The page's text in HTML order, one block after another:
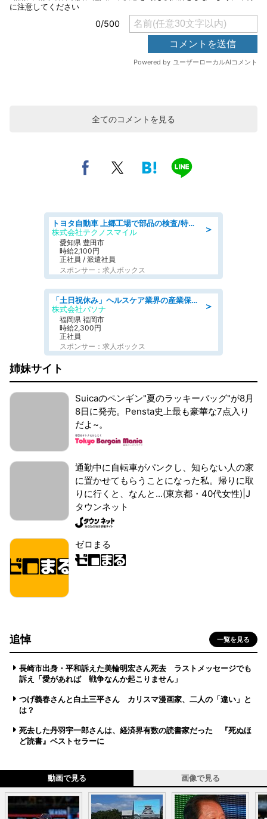
全てのコメントを見る
＞
トヨタ自動車 上郷工場で部品の検査/特典168万/tutumi
株式会社テクノスマイル
愛知県 豊田市
時給2,100円
正社員 / 派遣社員
スポンサー：求人ボックス
＞
「土日祝休み」ヘルスケア業界の産業保健師/高時給/未経験OK/要資格:保健師、正看護師
株式会社パソナ
福岡県 福岡市
時給2,300円
正社員
スポンサー：求人ボックス
姉妹サイト
Suicaのペンギン"夏のラッキーバッグ"が8月
8日に発売。Pensta史上最も豪華な7点入り
だよ~。
通勤中に自転車がパンクし、知らない人の家
に置かせてもらうことになった私。帰りに取
りに行くと、なんと...(東京都・40代女性)|J
タウンネット
ゼロまる
追悼 一覧を見る
長崎市出身・平和訴えた美輪明宏さん死去 ラストメッセージでも
訴え「愛があれば 戦争なんか起こりません」
つげ義春さんと白土三平さん カリスマ漫画家、二人の「違い」と
は？
死去した丹羽宇一郎さんは、経済界有数の読書家だった 『死ぬほ
ど読書』ベストセラーに
動画で見る 画像で見る